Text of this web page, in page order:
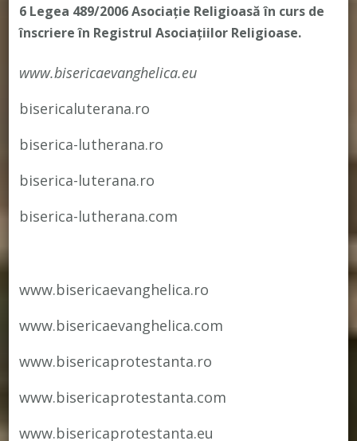
6 Legea 489/2006Asociație Religioasă în curs de
înscriere în Registrul Asociațiilor Religioase.
www.bisericaevanghelica.eu
bisericaluterana.ro
biserica-lutherana.ro
biserica-luterana.ro
biserica-lutherana.com
www.bisericaevanghelica.ro
www.bisericaevanghelica.com
www.bisericaprotestanta.ro
www.bisericaprotestanta.com
www.bisericaprotestanta.eu